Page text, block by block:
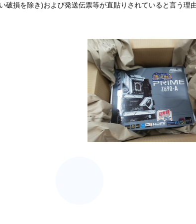
損を除き)および発送伝票等が直貼りされていると言う理